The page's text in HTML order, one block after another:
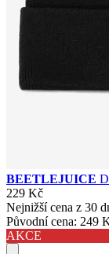
BEETLEJUICE
229 Kč
Nejnižší cena z 30
Původní cena: 249
AKCE